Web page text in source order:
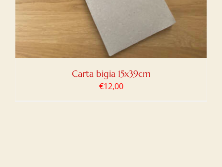
Carta bigia 15x39cm
€12,00